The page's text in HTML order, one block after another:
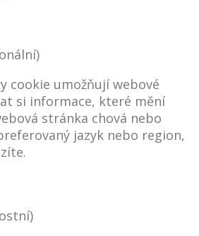
cookie umožňují webové
si informace, které mění
stránka chová nebo
jazyk nebo region,